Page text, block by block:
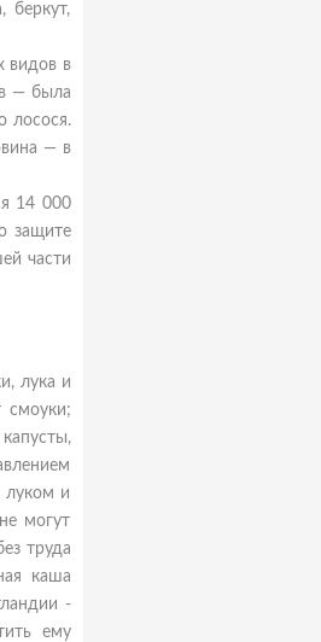
беркут,
видов в
— была
лосося.
— в
14 000
защите
части
лука и
смоуки;
луком и
могут
труда
каша
-
ему